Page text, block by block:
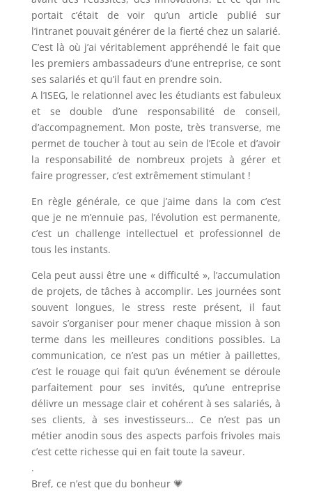
portait c’était de voir qu’un article publié sur
l’intranet pouvait générer de la fierté chez un salarié.
C’est là où j’ai véritablement appréhendé le fait que
les premiers ambassadeurs d’une entreprise, ce sont
ses salariés et qu’il faut en prendre soin.
A l’ISEG, le relationnel avec les étudiants est fabuleux
et se double d’une responsabilité de conseil,
d’accompagnement. Mon poste, très transverse, me
permet de toucher à tout au sein de l’Ecole et d’avoir
la responsabilité de nombreux projets à gérer et
faire progresser, c’est extrêmement stimulant !
En règle générale, ce que j’aime dans la com c’est
que je ne m’ennuie pas, l’évolution est permanente,
c’est un challenge intellectuel et professionnel de
tous les instants.
Cela peut aussi être une « difficulté », l’accumulation
de projets, de tâches à accomplir. Les journées sont
souvent longues, le stress reste présent, il faut
savoir s’organiser pour mener chaque mission à son
terme dans les meilleures conditions possibles. La
communication, ce n’est pas un métier à paillettes,
c’est le rouage qui fait qu’un événement se déroule
parfaitement pour ses invités, qu’une entreprise
délivre un message clair et cohérent à ses salariés, à
ses clients, à ses investisseurs… Ce n’est pas un
métier anodin sous des aspects parfois frivoles mais
c’est cette richesse qui en fait toute la saveur.
.
Bref, ce n’est que du bonheur 💗